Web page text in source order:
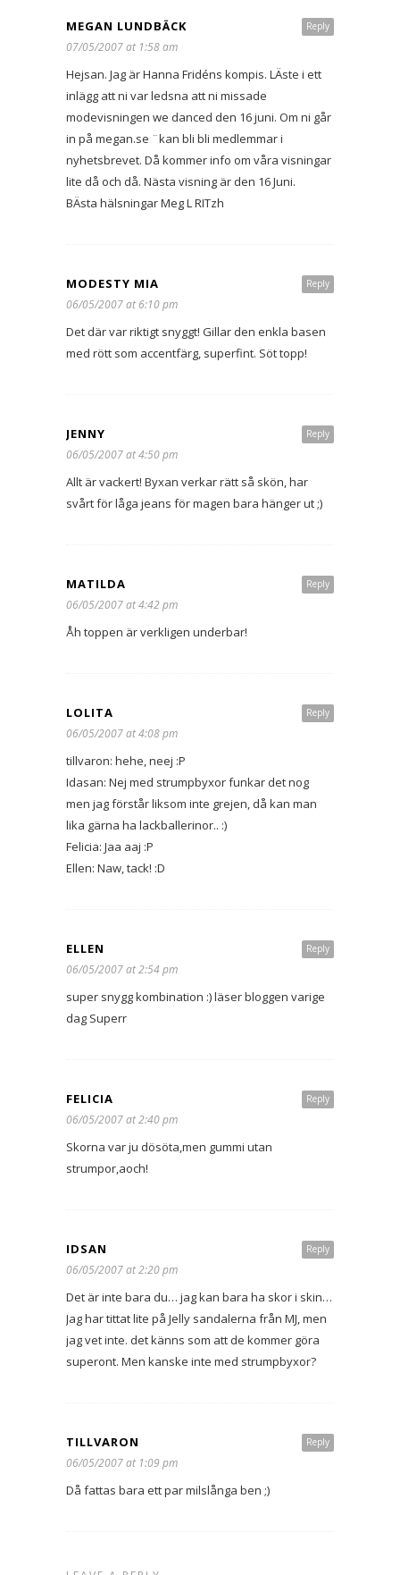
Reply
MEGAN LUNDBÄCK
07/05/2007 at 1:58 am
Hejsan. Jag är Hanna Fridéns kompis. LÄste i ett
inlägg att ni var ledsna att ni missade
modevisningen we danced den 16 juni. Om ni går
in på megan.se ¨kan bli bli medlemmar i
nyhetsbrevet. Då kommer info om våra visningar
lite då och då. Nästa visning är den 16 Juni.
BÄsta hälsningar Meg L RITzh
Reply
MODESTY MIA
06/05/2007 at 6:10 pm
Det där var riktigt snyggt! Gillar den enkla basen
med rött som accentfärg, superfint. Söt topp!
Reply
JENNY
06/05/2007 at 4:50 pm
Allt är vackert! Byxan verkar rätt så skön, har
svårt för låga jeans för magen bara hänger ut ;)
Reply
MATILDA
06/05/2007 at 4:42 pm
Åh toppen är verkligen underbar!
Reply
LOLITA
06/05/2007 at 4:08 pm
tillvaron: hehe, neej :P
Idasan: Nej med strumpbyxor funkar det nog
men jag förstår liksom inte grejen, då kan man
lika gärna ha lackballerinor.. :)
Felicia: Jaa aaj :P
Ellen: Naw, tack! :D
Reply
ELLEN
06/05/2007 at 2:54 pm
super snygg kombination :) läser bloggen varige
dag Superr
Reply
FELICIA
06/05/2007 at 2:40 pm
Skorna var ju dösöta,men gummi utan
strumpor,aoch!
Reply
IDSAN
06/05/2007 at 2:20 pm
Det är inte bara du… jag kan bara ha skor i skin…
Jag har tittat lite på Jelly sandalerna från MJ, men
jag vet inte. det känns som att de kommer göra
superont. Men kanske inte med strumpbyxor?
Reply
TILLVARON
06/05/2007 at 1:09 pm
Då fattas bara ett par milslånga ben ;)